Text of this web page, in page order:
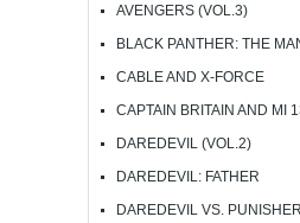
AVENGERS (VOL.3)
BLACK PANTHER: THE
CABLE AND X-FORCE
CAPTAIN BRITAIN AND MI
DAREDEVIL (VOL.2)
DAREDEVIL: FATHER
DAREDEVIL VS. PUNISHER